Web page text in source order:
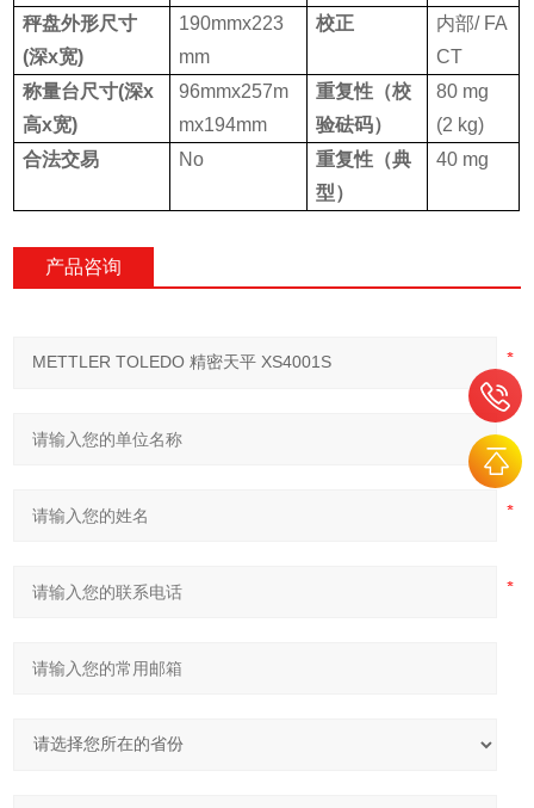
秤盘外形尺寸
(深x宽)
190mmx223
mm
校正
内部/ FA
CT
称量台尺寸(深x
高x宽)
96mmx257m
mx194mm
重复性（校
验砝码）
80 mg
(2 kg)
合法交易
No
重复性（典
型）
40 mg
产品咨询